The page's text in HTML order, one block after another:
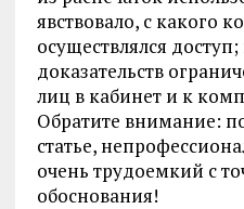
явствовало, с какого
осуществлялся
доказательств
лиц в кабинет и к
Обратите внимание:
статье,
очень трудоемкий с
обоснования!